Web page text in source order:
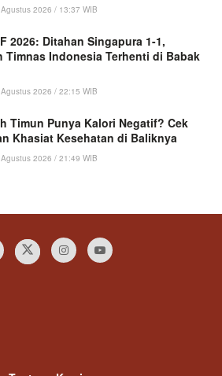
2026 / 13:37 WIB
2026: Ditahan Singapura 1-1,
Timnas Indonesia Terhenti di Babak
2026 / 22:15 WIB
Timun Punya Kalori Negatif? Cek
Khasiat Kesehatan di Baliknya
2026 / 21:49 WIB